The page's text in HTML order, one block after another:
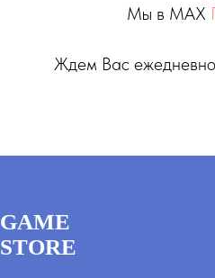
Мы в MAX
Ждем Вас
GAME
STORE